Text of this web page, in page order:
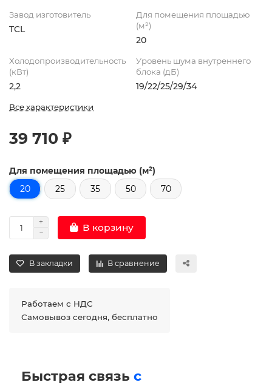
Завод изготовитель
TCL
Для помещения площадью
(м²)
20
Холодопроизводительность
(кВт)
2,2
Уровень шума внутреннего
блока (дБ)
19/22/25/29/34
Все характеристики
39 710 ₽
Для помещения площадью (м²)
20
25 35 50 70
В корзину
В закладки В сравнение
Работаем с НДС
Самовывоз сегодня, бесплатно
Быстрая связь с